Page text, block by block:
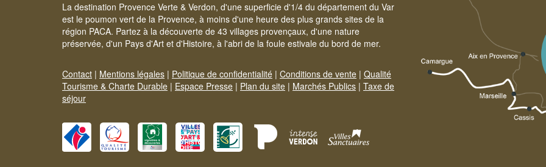
La destination Provence Verte & Verdon, d'une superficie d'1/4 du département du Var
est le poumon vert de la Provence, à moins d'une heure des plus grands sites de la
région PACA. Partez à la découverte de 43 villages provençaux, d'une nature
préservée, d'un Pays d'Art et d'Histoire, à l'abri de la foule estivale du bord de mer.
Contact | Mentions légales | Politique de confidentialité | Conditions de vente | Qualité
Tourisme & Charte Durable | Espace Presse | Plan du site | Marchés Publics | Taxe de
séjour